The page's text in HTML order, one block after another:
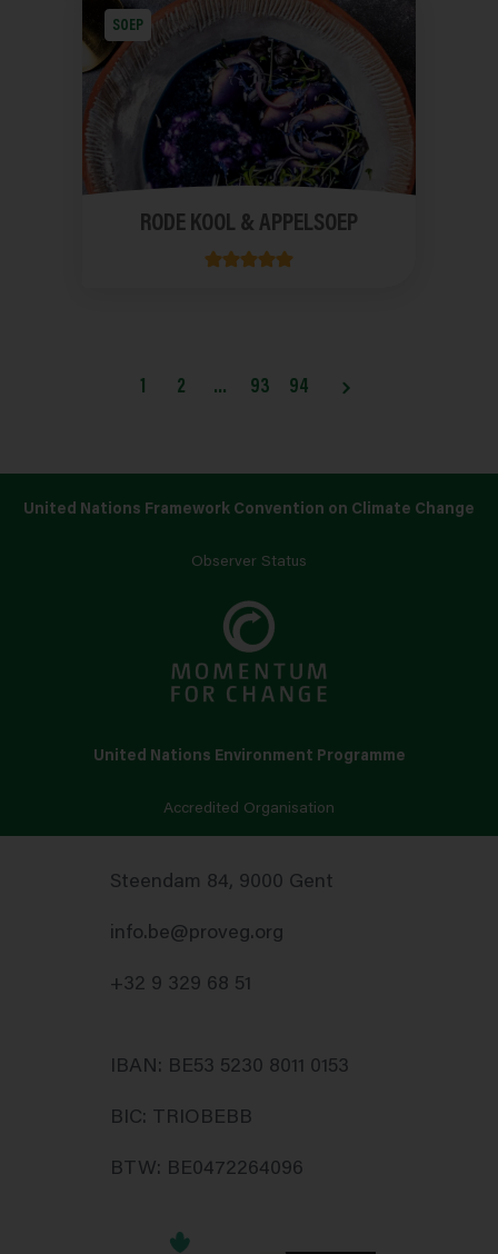
SOEP
RODE KOOL & APPELSOEP
1 2 … 93 94
United Nations Framework Convention on Climate Change
Observer Status
United Nations Environment Programme
Accredited Organisation
Steendam 84, 9000 Gent
info.be@proveg.org
+32 9 329 68 51
IBAN: BE53 5230 8011 0153
BIC: TRIOBEBB
BTW: BE0472264096